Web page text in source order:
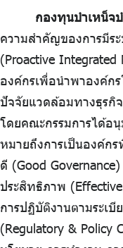
บริการเจ้าหน้าที่ส่วนราชกา
ร่วมงานกับเรา
ติดต่อเรา
ไทย | Eng
กองทุนบำเหน็จ
ความสำคัญของการมีร
(Proactive
องค์กรเพื่อนำพาองค์ก
ปัจจัยแวดล้อมทางธุรกิ
โดยคณะกรรมการได้อ
หมายถึงการเป็นองค์ก
ดี (Good
ประสิทธิภาพ
การปฏิบัติงานตามระเ
(Regulatory & Policy